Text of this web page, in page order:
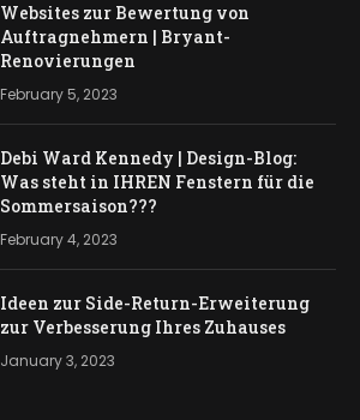
Websites zur Bewertung von
Auftragnehmern | Bryant-
Renovierungen
February 5, 2023
Debi Ward Kennedy | Design-Blog:
Was steht in IHREN Fenstern für die
Sommersaison???
February 4, 2023
Ideen zur Side-Return-Erweiterung
zur Verbesserung Ihres Zuhauses
January 3, 2023